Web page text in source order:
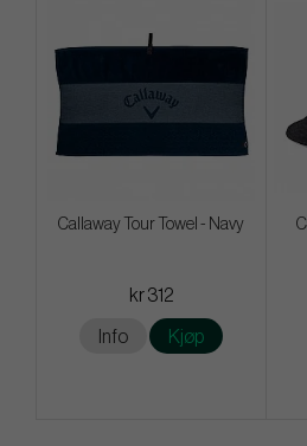
Callaway Tour Towel - Navy
kr 312
Info Kjøp